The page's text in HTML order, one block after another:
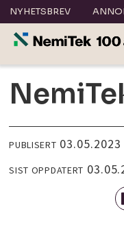
NYHETSBREV
PUBLISERT
SIST OPPDATERT